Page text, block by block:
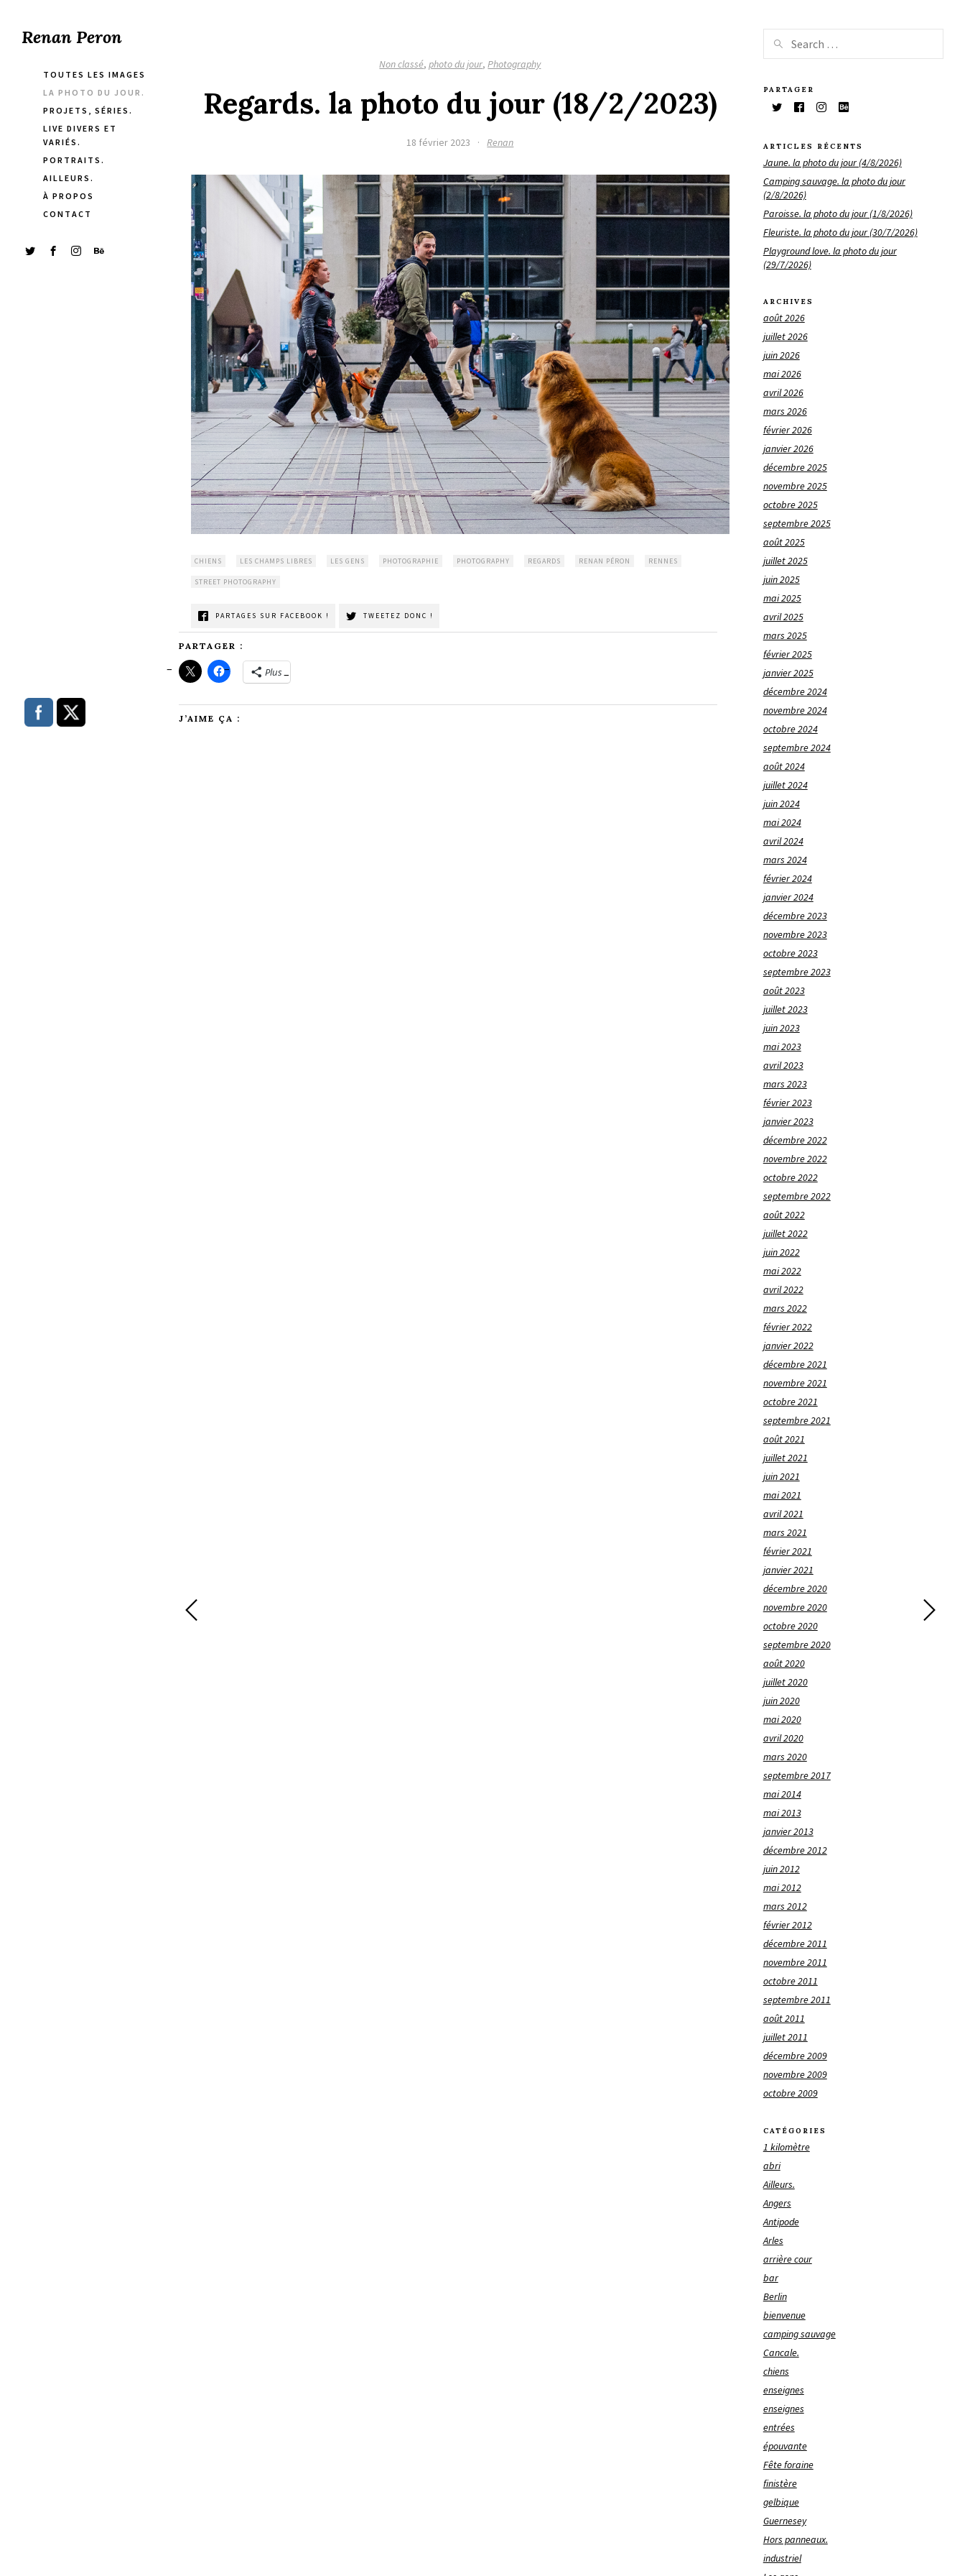
Renan Peron
TOUTES LES IMAGES
LA PHOTO DU JOUR.
PROJETS, SÉRIES.
LIVE DIVERS ET
VARIÉS.
PORTRAITS.
AILLEURS.
À PROPOS
CONTACT
Non classé,photo du jour,Photography
Regards. la photo du jour (18/2/2023)
18 février 2023 · Renan
CHIENS LES CHAMPS LIBRES LES GENS PHOTOGRAPHIE PHOTOGRAPHY REGARDS RENAN PÉRON RENNES
STREET PHOTOGRAPHY
PARTAGES SUR FACEBOOK ! TWEETEZ DONC !
PARTAGER :
Plus
J’AIME ÇA :
PARTAGER
ARTICLES RÉCENTS
Jaune. la photo du jour (4/8/2026)
Camping sauvage. la photo du jour
(2/8/2026)
Paroisse. la photo du jour (1/8/2026)
Fleuriste. la photo du jour (30/7/2026)
Playground love. la photo du jour
(29/7/2026)
ARCHIVES
août 2026
juillet 2026
juin 2026
mai 2026
avril 2026
mars 2026
février 2026
janvier 2026
décembre 2025
novembre 2025
octobre 2025
septembre 2025
août 2025
juillet 2025
juin 2025
mai 2025
avril 2025
mars 2025
février 2025
janvier 2025
décembre 2024
novembre 2024
octobre 2024
septembre 2024
août 2024
juillet 2024
juin 2024
mai 2024
avril 2024
mars 2024
février 2024
janvier 2024
décembre 2023
novembre 2023
octobre 2023
septembre 2023
août 2023
juillet 2023
juin 2023
mai 2023
avril 2023
mars 2023
février 2023
janvier 2023
décembre 2022
novembre 2022
octobre 2022
septembre 2022
août 2022
juillet 2022
juin 2022
mai 2022
avril 2022
mars 2022
février 2022
janvier 2022
décembre 2021
novembre 2021
octobre 2021
septembre 2021
août 2021
juillet 2021
juin 2021
mai 2021
avril 2021
mars 2021
février 2021
janvier 2021
décembre 2020
novembre 2020
octobre 2020
septembre 2020
août 2020
juillet 2020
juin 2020
mai 2020
avril 2020
mars 2020
septembre 2017
mai 2014
mai 2013
janvier 2013
décembre 2012
juin 2012
mai 2012
mars 2012
février 2012
décembre 2011
novembre 2011
octobre 2011
septembre 2011
août 2011
juillet 2011
décembre 2009
novembre 2009
octobre 2009
CATÉGORIES
1 kilomètre
abri
Ailleurs.
Angers
Antipode
Arles
arrière cour
bar
Berlin
bienvenue
camping sauvage
Cancale.
chiens
enseignes
enseignes
entrées
épouvante
Fête foraine
finistère
gelbique
Guernesey
Hors panneaux.
industriel